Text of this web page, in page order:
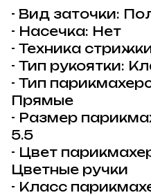
- Вид заточки:
- Насечка: Нет
- Техника
- Тип рукоятки:
- Тип
Прямые
- Размер
5.5
- Цвет
Цветные ручки
- Класс